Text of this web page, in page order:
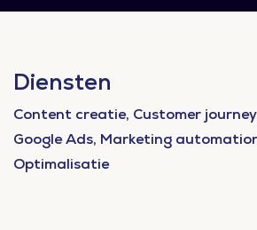
Diensten
Content creatie, Customer
Google Ads, Marketing
Optimalisatie